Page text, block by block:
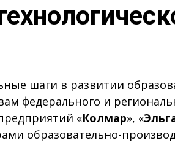
шаги в развитии
федерального и
«Колмар», «
образовательно-